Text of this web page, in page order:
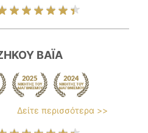
ΒΑΪΑ
Δείτε περισσότερα >>